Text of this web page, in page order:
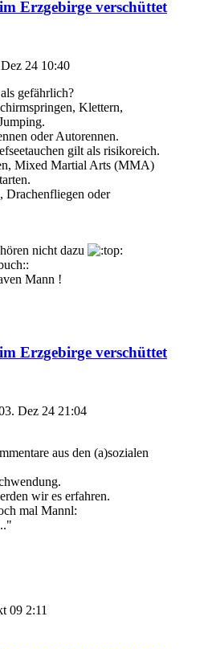
Erzgebirge verschüttet
24 10:40
gefährlich?
Klettern,
oder Autorennen.
gilt als risikoreich.
Mixed Martial Arts (MMA)
Drachenfliegen oder
nicht dazu
Mann !
Erzgebirge verschüttet
Dez 24 21:04
aus den (a)sozialen
wir es erfahren.
mal Mannl:
09 2:11